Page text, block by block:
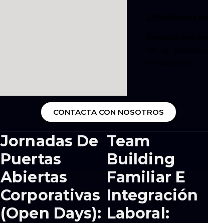
CONTACTA CON NOSOTROS
Jornadas De
Puertas
Abiertas
Corporativas
(Open Days):
Team
Building
Familiar E
Integración
Laboral: